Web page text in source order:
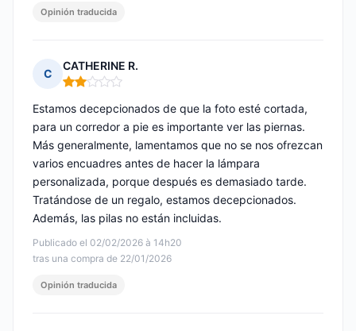
Opinión traducida
C
CATHERINE R.
Nota: 2 de 5
Publicado el 02/02/2026 à 14h20
tras una compra de 22/01/2026
Estamos decepcionados de que la foto esté cortada,
para un corredor a pie es importante ver las piernas.
Más generalmente, lamentamos que no se nos ofrezcan
varios encuadres antes de hacer la lámpara
personalizada, porque después es demasiado tarde.
Tratándose de un regalo, estamos decepcionados.
Además, las pilas no están incluidas.
Opinión traducida